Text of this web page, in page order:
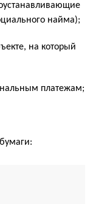
найма);
на который
платежам;